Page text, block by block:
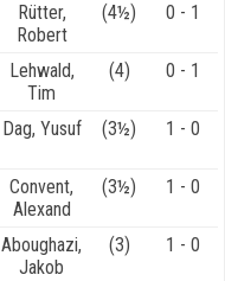
Rütter,
Robert
(4½) 0 - 1
Lehwald,
Tim
(4) 0 - 1
Dag, Yusuf (3½) 1 - 0
Convent,
Alexand
(3½) 1 - 0
Aboughazi,
Jakob
(3) 1 - 0